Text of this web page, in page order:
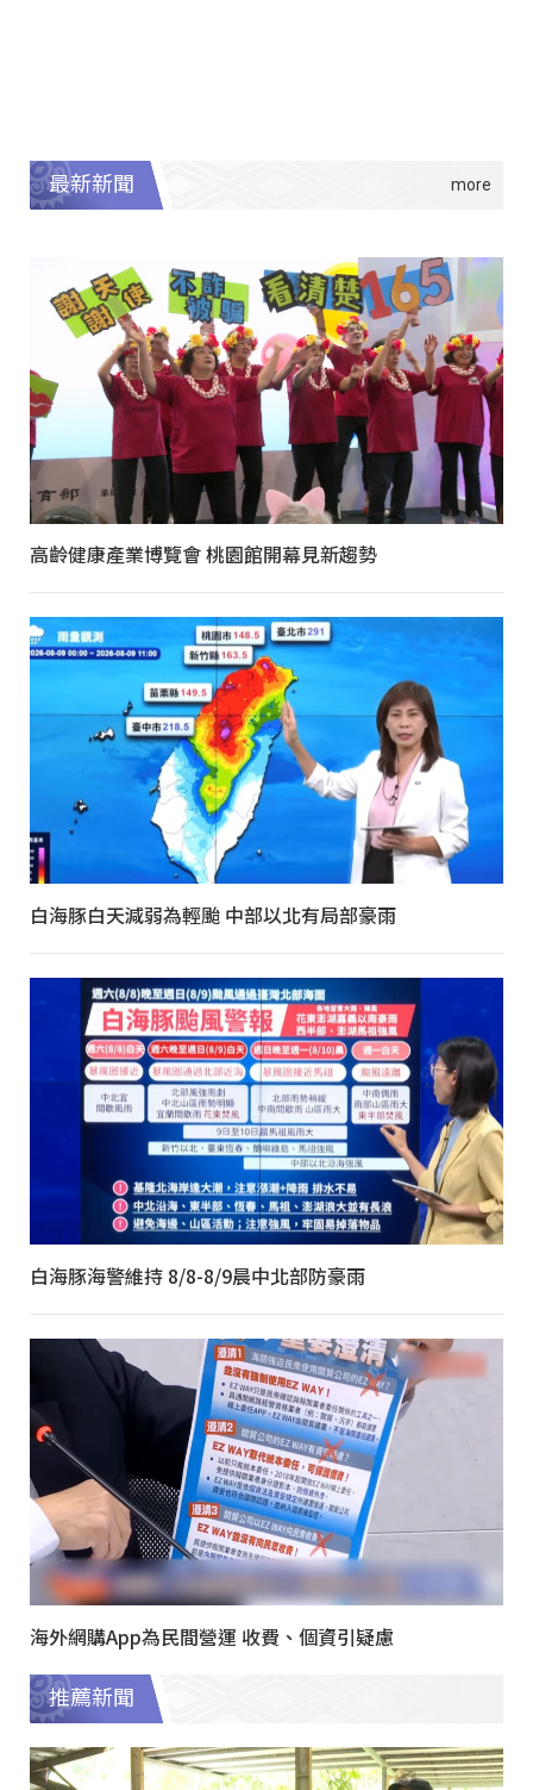
最新新聞
高齡健康產業博覽會 桃園館開幕見新趨勢
白海豚白天減弱為輕颱 中部以北有局部豪雨
白海豚海警維持 8/8-8/9晨中北部防豪雨
海外網購App為民間營運 收費、個資引疑慮
推薦新聞